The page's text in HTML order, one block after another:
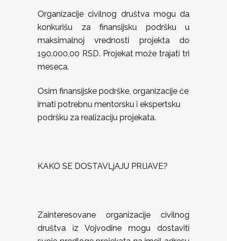
Organizacije civilnog društva mogu da
konkurišu za finansijsku podršku u
maksimalnoj vrednosti projekta do
190.000,00 RSD. Projekat može trajati tri
meseca.
Osim finansijske podrške, organizacije će
imati potrebnu mentorsku i ekspertsku
podršku za realizaciju projekata.
KAKO SE DOSTAVLjAJU PRIJAVE?
Zainteresovane organizacije civilnog
društva iz Vojvodine mogu dostaviti